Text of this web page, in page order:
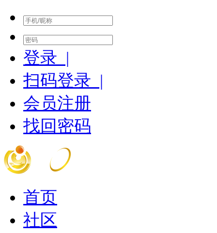
登录 |
扫码登录 |
会员注册
找回密码
首页
社区